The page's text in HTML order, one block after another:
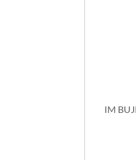
IM